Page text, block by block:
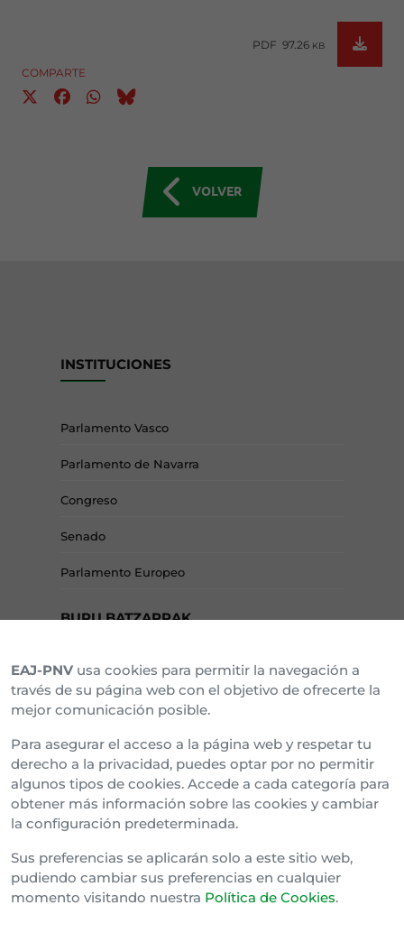
PDF 97.26 KB
COMPARTE
VOLVER
INSTITUCIONES
Parlamento Vasco
Parlamento de Navarra
Congreso
Senado
Parlamento Europeo
BURU BATZARRAK
Araba Buru Batzar
Bizkai Buru Batzar
Gipuzko Buru Batzar
Ipar Buru Batzar
Napar Buru Batzar
EAJ-PNV usa cookies para permitir la navegación a
través de su página web con el objetivo de ofrecerte la
mejor comunicación posible.
Para asegurar el acceso a la página web y respetar tu
derecho a la privacidad, puedes optar por no permitir
algunos tipos de cookies. Accede a cada categoría para
obtener más información sobre las cookies y cambiar
la configuración predeterminada.
Sus preferencias se aplicarán solo a este sitio web,
pudiendo cambiar sus preferencias en cualquier
momento visitando nuestra Política de Cookies.